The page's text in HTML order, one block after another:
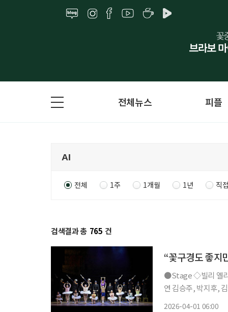
전체뉴스 피플
전체 1주 1개월 1년 직
검색결과 총 765 건
“꽃구경도 좋지
●Stage ◇빌리 엘리어트 일정 4월 12일 ~ 7월 26일 장소 블루스퀘어 연출 에드 번사이드 출
연 김승주, 박지후,
2026-04-01 06:00